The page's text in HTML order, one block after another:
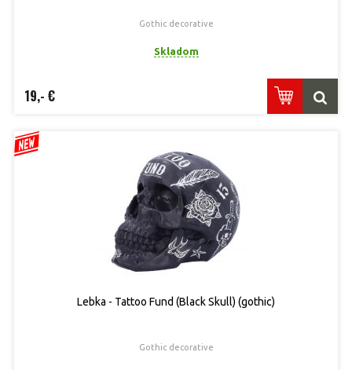
Gothic decorative
Skladom
19,- €
Lebka - Tattoo Fund (Black Skull) (gothic)
Gothic decorative